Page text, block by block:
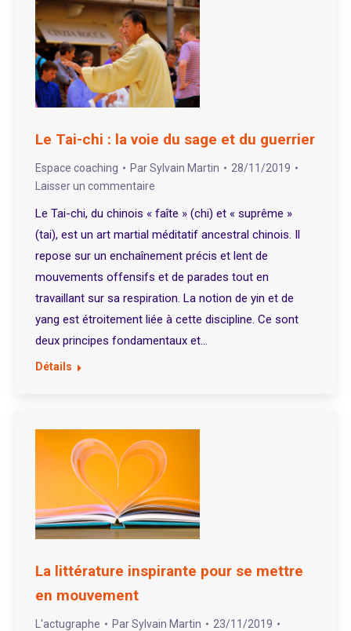
Le Tai-chi : la voie du sage et du guerrier
Espace coaching ParSylvain Martin
28/11/2019
Laisser un commentaire
Le Tai-chi, du chinois « faîte » (chi) et « suprême »
(tai), est un art martial méditatif ancestral chinois. Il
repose sur un enchaînement précis et lent de
mouvements offensifs et de parades tout en
travaillant sur sa respiration. La notion de yin et de
yang est étroitement liée à cette discipline. Ce sont
deux principes fondamentaux et…
Détails
La littérature inspirante pour se mettre
en mouvement
L'actugraphe ParSylvain Martin
23/11/2019